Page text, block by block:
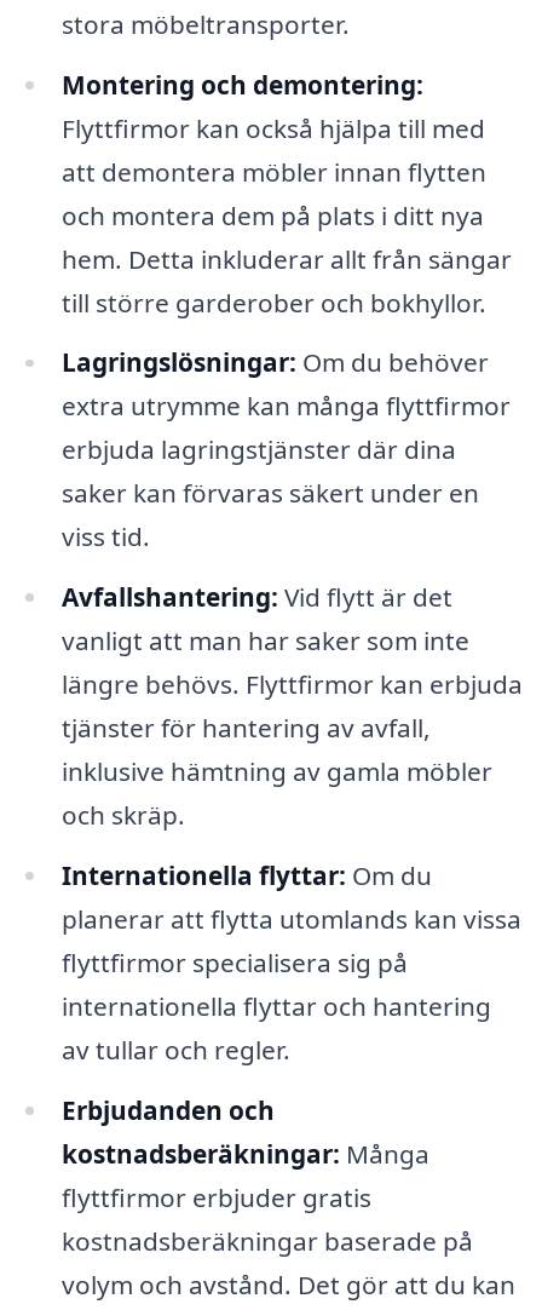
stora möbeltransporter.
Montering och demontering:
Flyttfirmor kan också hjälpa till med
att demontera möbler innan flytten
och montera dem på plats i ditt nya
hem. Detta inkluderar allt från sängar
till större garderober och bokhyllor.
Lagringslösningar: Om du behöver
extra utrymme kan många flyttfirmor
erbjuda lagringstjänster där dina
saker kan förvaras säkert under en
viss tid.
Avfallshantering: Vid flytt är det
vanligt att man har saker som inte
längre behövs. Flyttfirmor kan erbjuda
tjänster för hantering av avfall,
inklusive hämtning av gamla möbler
och skräp.
Internationella flyttar: Om du
planerar att flytta utomlands kan vissa
flyttfirmor specialisera sig på
internationella flyttar och hantering
av tullar och regler.
Erbjudanden och
kostnadsberäkningar: Många
flyttfirmor erbjuder gratis
kostnadsberäkningar baserade på
volym och avstånd. Det gör att du kan